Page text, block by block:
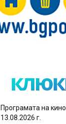
Програмата на
13.08.2026 г.